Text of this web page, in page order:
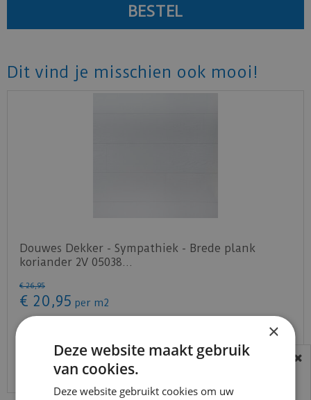
Dit vind je misschien ook mooi!
Douwes Dekker - Sympathiek - Brede plank
koriander 2V 05038…
€ 26,95
€ 20 ,95 per m2
Bekijk product
BEREIKBAARHEID
In verband met de vakantie periode zijn wij
×
Deze website maakt gebruik
van cookies.
Deze website gebruikt cookies om uw